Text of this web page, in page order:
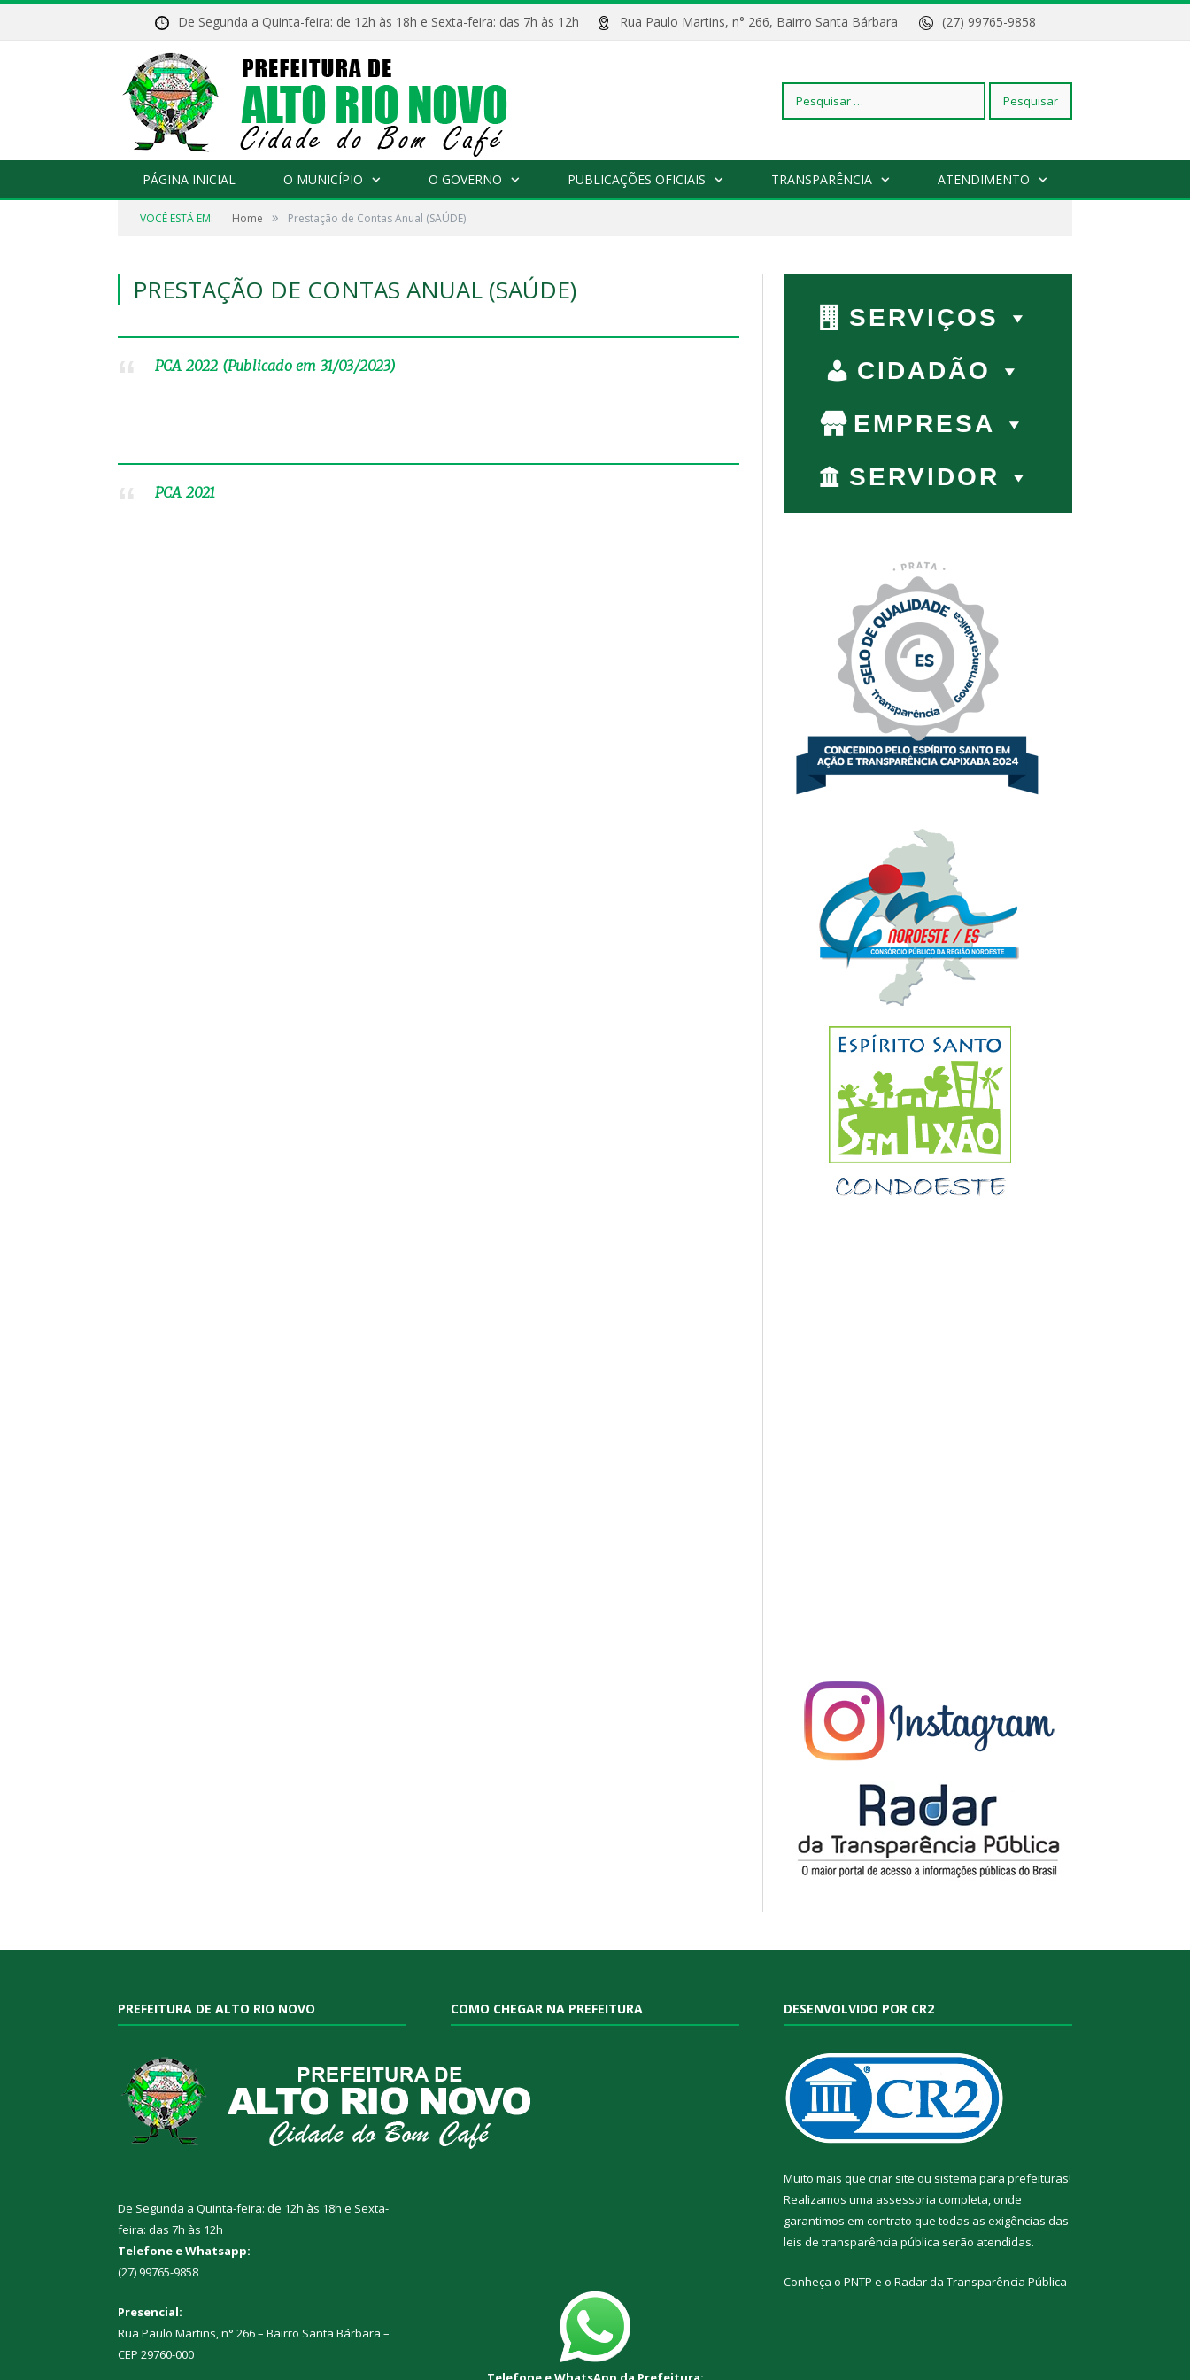
De Segunda a Quinta-feira: de 12h às 18h e Sexta-feira: das 7h às 12h Rua Paulo Martins, n° 266, Bairro Santa Bárbara (27) 99765-9858
Pesquisar
PÁGINA INICIAL O MUNICÍPIO O GOVERNO PUBLICAÇÕES OFICIAIS TRANSPARÊNCIA ATENDIMENTO
VOCÊ ESTÁ EM: Home » Prestação de Contas Anual (SAÚDE)
PRESTAÇÃO DE CONTAS ANUAL (SAÚDE)
PCA 2022 (Publicado em 31/03/2023)
PCA 2021
SERVIÇOS
CIDADÃO
EMPRESA
SERVIDOR
PREFEITURA DE ALTO RIO NOVO
De Segunda a Quinta-feira: de 12h às 18h e Sexta-
feira: das 7h às 12h
Telefone e Whatsapp:
(27) 99765-9858
Presencial:
Rua Paulo Martins, n° 266 – Bairro Santa Bárbara –
CEP 29760-000
COMO CHEGAR NA PREFEITURA DESENVOLVIDO POR CR2
Muito mais que criar site ou sistema para prefeituras!
Realizamos uma assessoria completa, onde
garantimos em contrato que todas as exigências das
leis de transparência pública serão atendidas.
Conheça o PNTP e o Radar da Transparência Pública